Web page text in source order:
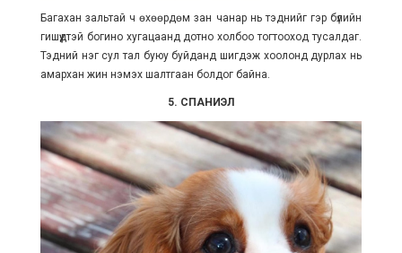
Багахан зальтай ч өхөөрдөм зан чанар нь тэднийг гэр бүлийн
гишүүдтэй богино хугацаанд дотно холбоо тогтооход тусалдаг.
Тэдний нэг сул тал буюу буйданд шигдэж хоолонд дурлах нь
амархан жин нэмэх шалтгаан болдог байна.
5. СПАНИЭЛ